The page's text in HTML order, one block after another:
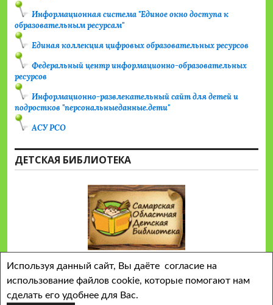
Информационная система "Единое окно доступа к
образовательным ресурсам"
Единая коллекция цифровых образовательных ресурсов
Федеральный центр информационно-образовательных
ресурсов
Информационно-развлекательный сайт для детей и
подростков "персональныеданные.дети"
АСУ РСО
ДЕТСКАЯ БИБЛИОТЕКА
Используя данный сайт, Вы даёте согласие на
использование файлов cookie, которые помогают нам
сделать его удобнее для Вас.